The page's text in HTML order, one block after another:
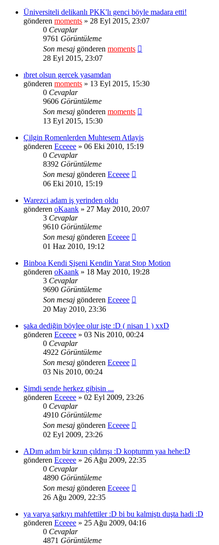
Üniversiteli delikanlı PKK'lı genci böyle madara etti!
gönderen moments » 28 Eyl 2015, 23:07
0 Cevaplar
9761 Görüntüleme
Son mesaj gönderen moments
28 Eyl 2015, 23:07
ıbret olsun gercek yasamdan
gönderen moments » 13 Eyl 2015, 15:30
0 Cevaplar
9606 Görüntüleme
Son mesaj gönderen moments
13 Eyl 2015, 15:30
Çilgin Romenlerden Muhtesem Atlayis
gönderen Eceeee » 06 Eki 2010, 15:19
0 Cevaplar
8392 Görüntüleme
Son mesaj gönderen Eceeee
06 Eki 2010, 15:19
Warezci adam iş yerinden oldu
gönderen oKaank » 27 May 2010, 20:07
3 Cevaplar
9610 Görüntüleme
Son mesaj gönderen Eceeee
01 Haz 2010, 19:12
Binboa Kendi Şişeni Kendin Yarat Stop Motion
gönderen oKaank » 18 May 2010, 19:28
3 Cevaplar
9690 Görüntüleme
Son mesaj gönderen Eceeee
20 May 2010, 23:36
şaka dediğin böylee olur işte :D ( nisan 1 ) xxD
gönderen Eceeee » 03 Nis 2010, 00:24
0 Cevaplar
4922 Görüntüleme
Son mesaj gönderen Eceeee
03 Nis 2010, 00:24
Şimdi sende herkez gibisin ...
gönderen Eceeee » 02 Eyl 2009, 23:26
0 Cevaplar
4910 Görüntüleme
Son mesaj gönderen Eceeee
02 Eyl 2009, 23:26
ADım adım bir kzıın çıldırışı :D koptumm yaa hehe:D
gönderen Eceeee » 26 Ağu 2009, 22:35
0 Cevaplar
4890 Görüntüleme
Son mesaj gönderen Eceeee
26 Ağu 2009, 22:35
ya varya şarkıyı mahfettiler :D bi bu kalmiştı duşta hadi :D
gönderen Eceeee » 25 Ağu 2009, 04:16
0 Cevaplar
4871 Görüntüleme